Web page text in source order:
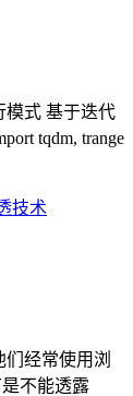
模式 基于迭代
tqdm, trange
经常使用浏
不能透露